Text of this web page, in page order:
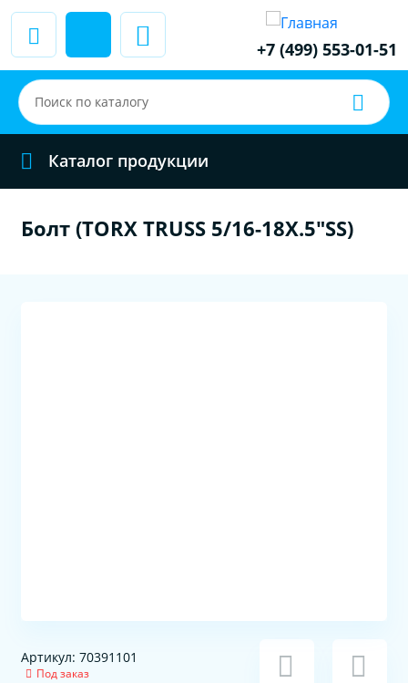
+7 (499) 553-01-51
Каталог продукции
Болт (TORX TRUSS 5/16-18X.5"SS)
Артикул: 70391101
Под заказ